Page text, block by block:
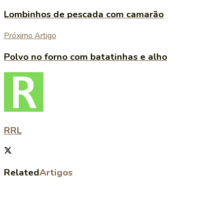
Lombinhos de pescada com camarão
Próximo Artigo
Polvo no forno com batatinhas e alho
RRL
RelatedArtigos